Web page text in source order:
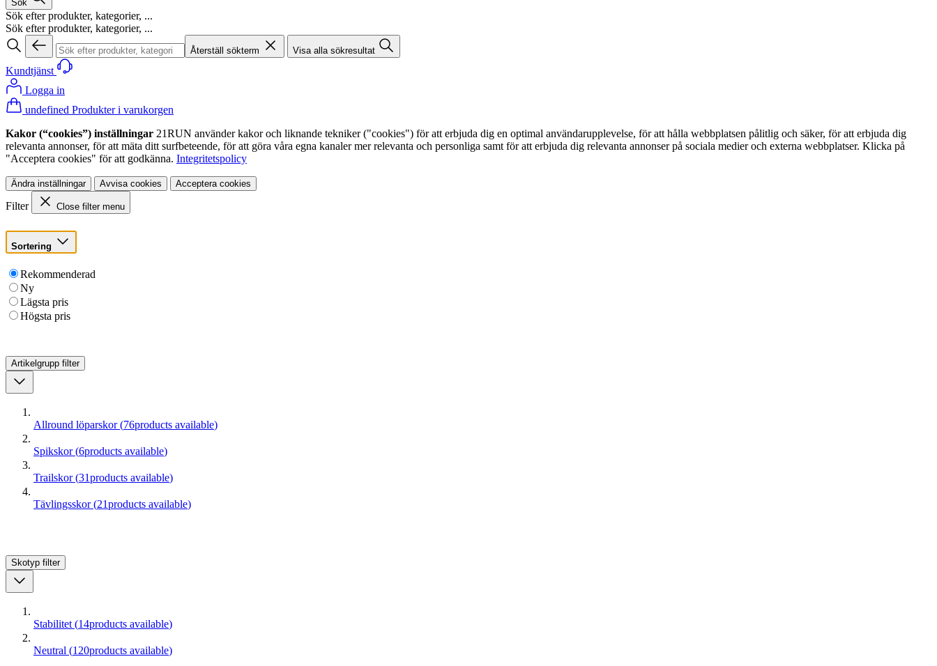
Sök
Sök efter produkter, kategorier, ...
Sök efter produkter, kategorier, ...
Återställ sökterm Visa alla sökresultat
Kundtjänst
Logga in
undefined Produkter i varukorgen
Kakor (“cookies”) inställningar 21RUN använder kakor och liknande tekniker ("cookies") för att erbjuda dig en optimal användarupplevelse, för att hålla webbplatsen pålitlig och säker, för att erbjuda dig
relevanta annonser, för att mäta ditt surfbeteende, för att göra våra egna kanaler mer relevanta och personliga samt för att erbjuda dig relevanta annonser på sociala medier och externa webbplatser. Klicka på
"Acceptera cookies" för att godkänna. Integritetspolicy
Ändra inställningar Avvisa cookies Acceptera cookies
Filter Close filter menu
Sortering
Rekommenderad
Ny
Lägsta pris
Högsta pris
Artikelgrupp filter
Allround löparskor (76products available)
Spikskor (6products available)
Trailskor (31products available)
Tävlingsskor (21products available)
Skotyp filter
Stabilitet (14products available)
Neutral (120products available)